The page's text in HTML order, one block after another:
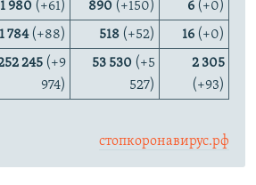
1 980 (+61) 890 (+150) 6 (+0)
1 784(+88) 518 (+52) 16 (+0)
245 (+9
974)
53 530 (+5
527)
2 305
(+93)
стопкоронавирус.рф